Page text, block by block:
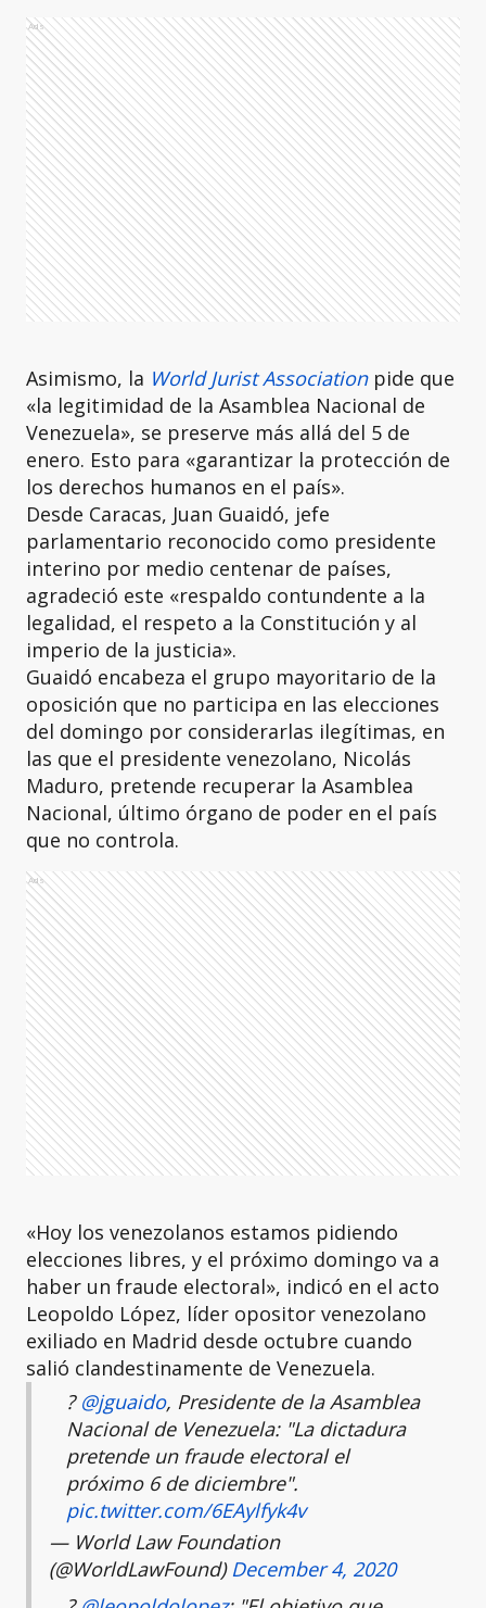
Ads
Asimismo, la World Jurist Associationpide que
«la legitimidad de la Asamblea Nacional de
Venezuela», se preserve más allá del 5 de
enero. Esto para «garantizar la protección de
los derechos humanos en el país».
Desde Caracas, Juan Guaidó, jefe
parlamentario reconocido como presidente
interino por medio centenar de países,
agradeció este «respaldo contundente a la
legalidad, el respeto a la Constitución y al
imperio de la justicia».
Guaidó encabeza el grupo mayoritario de la
oposición que no participa en las elecciones
del domingo por considerarlas ilegítimas, en
las que el presidente venezolano, Nicolás
Maduro, pretende recuperar la Asamblea
Nacional, último órgano de poder en el país
que no controla.
Ads
«Hoy los venezolanos estamos pidiendo
elecciones libres, y el próximo domingo va a
haber un fraude electoral», indicó en el acto
Leopoldo López, líder opositor venezolano
exiliado en Madrid desde octubre cuando
salió clandestinamente de Venezuela.
? @jguaido, Presidente de la Asamblea
Nacional de Venezuela: "La dictadura
pretende un fraude electoral el
próximo 6 de diciembre".
pic.twitter.com/6EAylfyk4v
— World Law Foundation
(@WorldLawFound) December 4, 2020